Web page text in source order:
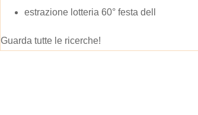
estrazione lotteria 60° festa dell
Guarda tutte le ricerche!